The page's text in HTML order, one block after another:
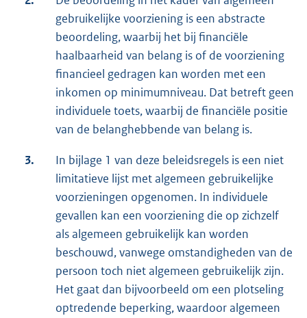
gebruikelijke voorziening is een abstracte
beoordeling, waarbij het bij financiële
haalbaarheid van belang is of de voorziening
financieel gedragen kan worden met een
inkomen op minimumniveau. Dat betreft geen
individuele toets, waarbij de financiële positie
van de belanghebbende van belang is.
3.
In bijlage 1 van deze beleidsregels is een niet
limitatieve lijst met algemeen gebruikelijke
voorzieningen opgenomen. In individuele
gevallen kan een voorziening die op zichzelf
als algemeen gebruikelijk kan worden
beschouwd, vanwege omstandigheden van de
persoon toch niet algemeen gebruikelijk zijn.
Het gaat dan bijvoorbeeld om een plotseling
optredende beperking, waardoor algemeen